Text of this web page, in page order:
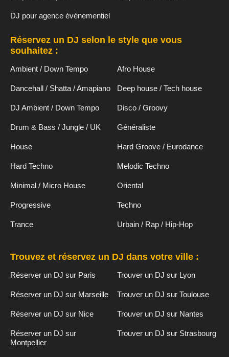
DJ pour agence événementiel
Réservez un DJ selon le style que vous
souhaitez :
Ambient / Down Tempo Afro House
Dancehall / Shatta / Amapiano Deep house / Tech house
DJ Ambient / Down Tempo Disco / Groovy
Drum & Bass / Jungle / UK Généraliste
House Hard Groove / Eurodance
Hard Techno Melodic Techno
Minimal / Micro House Oriental
Progressive Techno
Trance Urbain / Rap / Hip-Hop
Trouvez et réservez un DJ dans votre ville :
Réserver un DJ sur Paris Trouver un DJ sur Lyon
Réserver un DJ sur Marseille Trouver un DJ sur Toulouse
Réserver un DJ sur Nice Trouver un DJ sur Nantes
Réserver un DJ sur
Montpellier
Trouver un DJ sur Strasbourg